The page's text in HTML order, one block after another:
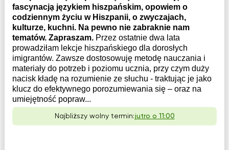
fascynacjḁ językiem hiszpańskim, opowiem o
codziennym życiu w Hiszpanii, o zwyczajach,
kulturze, kuchni. Na pewno nie zabraknie nam
tematów. Zapraszam. Przez ostatnie dwa lata
prowadziƚam lekcje hiszpańskiego dla dorosƚych
imigrantów. Zawsze dostosowuję metodę nauczania i
materiaƚy do potrzeb i poziomu ucznia, przy czym duży
nacisk kƚadę na rozumienie ze sƚuchu - traktując je jako
klucz do efektywnego porozumiewania się – oraz na
umiejętność popraw...
Najbliższy wolny termin:jutro o 11:00